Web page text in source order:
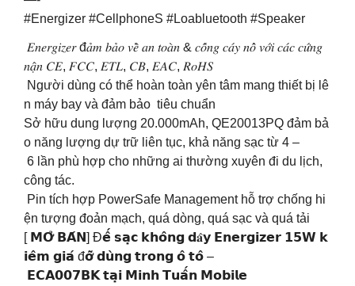
#Energizer #CellphoneS #Loabluetooth #Speaker
𝐸𝑛𝑒𝑟𝑔𝑖𝑧𝑒𝑟 đ𝑎̉𝑚 𝑏𝑎̉𝑜 𝑣𝑒̂̀ 𝑎𝑛 𝑡𝑜𝑎̀𝑛 & 𝑐𝑜̂́𝑛𝑔 𝑐𝑎́𝑦 𝑛𝑜̂̉ 𝑣𝑜̛́𝑖 𝑐𝑎́𝑐 𝑐𝑢̛́𝑛𝑔
𝑛𝑎̣̂𝑛 𝐶𝐸, 𝐹𝐶𝐶, 𝐸𝑇𝐿, 𝐶𝐵, 𝐸𝐴𝐶, 𝑅𝑜𝐻𝑆
Người dùng có thể hoàn toàn yên tâm mang thiết bị lê
n máy bay và đảm bảo tiêu chuẩn
Sở hữu dung lượng 20.000mAh, QE20013PQ đảm bả
o năng lượng dự trữ liên tục, khả năng sạc từ 4 –
6 lần phù hợp cho những ai thường xuyên đi du lịch,
công tác.
Pin tích hợp PowerSafe Management hỗ trợ chống hi
ện tượng đoản mạch, quá dòng, quá sạc và quá tải
[ 𝗠𝗢̛̉ 𝗕𝗔́𝗡] Đ𝗲̂́ 𝘀𝗮̣𝗰 𝗸𝗵𝗼̂𝗻𝗴 𝗱𝐚̂𝘆 𝗘𝗻𝗲𝗿𝗴𝗶𝘇𝗲𝗿 𝟭𝟱𝗪 𝗸
𝗶𝗲̂𝗺 𝗴𝗶𝗮́ đ𝗼̛̃ 𝗱𝘂̀𝗻𝗴 𝘁𝗿𝗼𝗻𝗴 𝗼̂ 𝘁𝗼̂ –
𝗘𝗖𝗔𝟬𝟬𝟳𝗕𝗞 𝘁𝗮̣𝗶 𝗠𝗶𝗻𝗵 𝗧𝘂𝗮̂́𝗻 𝗠𝗼𝗯𝗶𝗹𝗲